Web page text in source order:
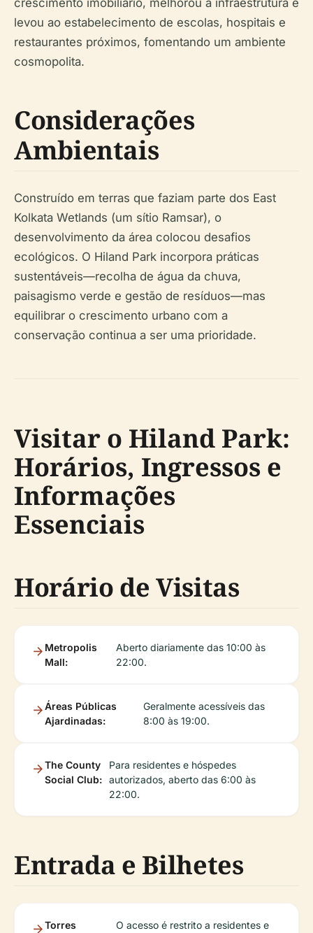
crescimento imobiliário, melhorou a infraestrutura e
levou ao estabelecimento de escolas, hospitais e
restaurantes próximos, fomentando um ambiente
cosmopolita.
Considerações
Ambientais
Construído em terras que faziam parte dos East
Kolkata Wetlands (um sítio Ramsar), o
desenvolvimento da área colocou desafios
ecológicos. O Hiland Park incorpora práticas
sustentáveis—recolha de água da chuva,
paisagismo verde e gestão de resíduos—mas
equilibrar o crescimento urbano com a
conservação continua a ser uma prioridade.
Visitar o Hiland Park:
Horários, Ingressos e
Informações
Essenciais
Horário de Visitas
Metropolis
Mall:
Aberto diariamente das 10:00 às
22:00.
Áreas Públicas
Ajardinadas:
Geralmente acessíveis das
8:00 às 19:00.
The County
Social Club:
Para residentes e hóspedes
autorizados, aberto das 6:00 às
22:00.
Entrada e Bilhetes
Torres
O acesso é restrito a residentes e